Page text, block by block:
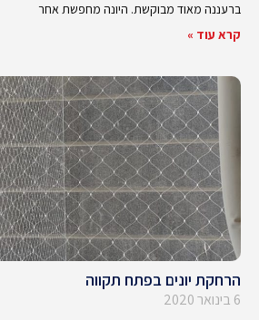
ברעננה מאוד מבוקשת. היונה מחפשת אחר
קרא עוד »
הרחקת יונים בפתח תקווה
6 בינואר 2020